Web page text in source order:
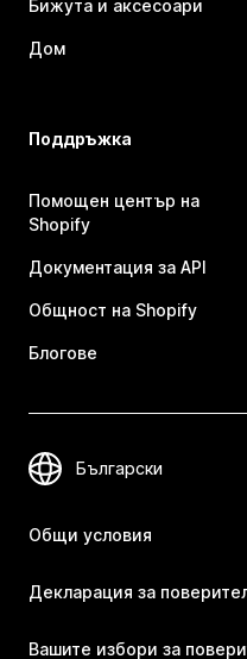
Бижута и аксесоари
Дом
Поддръжка
Помощен център на
Shopify
Документация за API
Общност на Shopify
Блогове
Общи условия
Декларация за
Вашите избори за